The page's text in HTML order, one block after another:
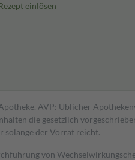
einlösen
AVP: Üblicher
die gesetzlich
solange der Vorrat reicht.
von